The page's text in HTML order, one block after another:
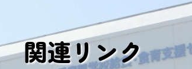
関連リンク